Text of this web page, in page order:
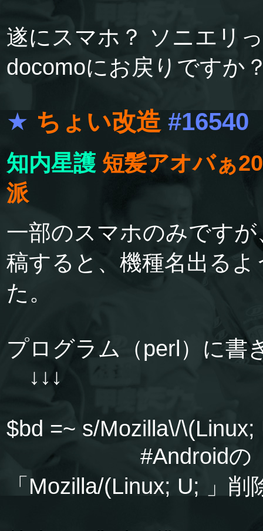
遂にスマホ？ ソニエリ
docomoにお戻りですか
★ ちょい改造 #16540
知内星護 短髪アオバぁ
派
一部のスマホのみです
稿すると、機種名出る
た。
プログラム（perl）に書
↓↓↓
$bd =~ s/Mozilla\/\(Linux;
#Androidの
「Mozilla/(Linux; U; 」削